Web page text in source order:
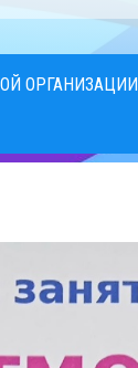
ОРГАНИЗАЦИИ